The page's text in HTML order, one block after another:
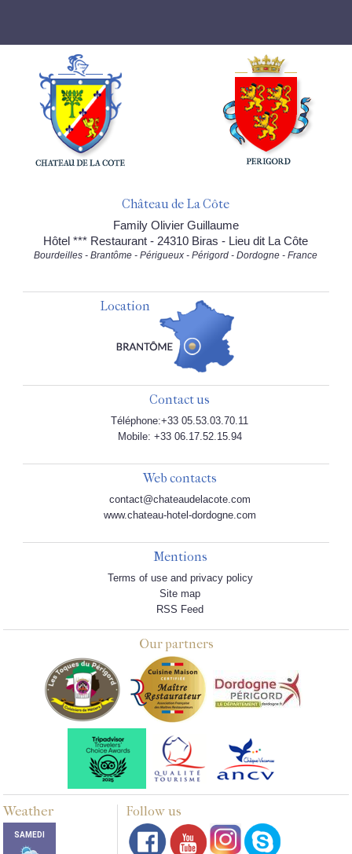
Château de La Côte
Family Olivier Guillaume
Hôtel *** Restaurant - 24310 Biras - Lieu dit La Côte
Bourdeilles - Brantôme - Périgueux - Périgord - Dordogne - France
Location
Contact us
Téléphone:+33 05.53.03.70.11
Mobile: +33 06.17.52.15.94
Web contacts
contact@chateaudelacote.com
www.chateau-hotel-dordogne.com
Mentions
Terms of use and privacy policy
Site map
RSS Feed
Our partners
Weather Follow us